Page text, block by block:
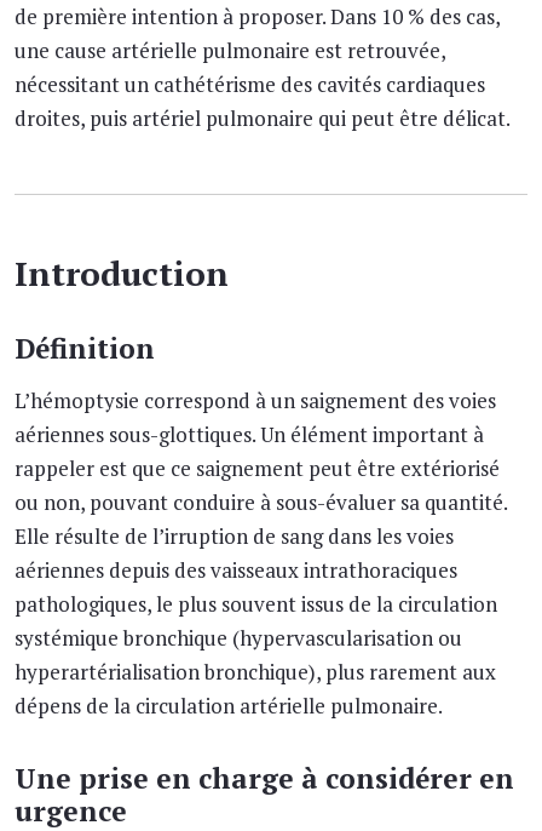
de première intention à proposer. Dans 10 % des cas,
une cause artérielle pulmonaire est retrouvée,
nécessitant un cathétérisme des cavités cardiaques
droites, puis artériel pulmonaire qui peut être délicat.
Introduction
Définition
L’hémoptysie correspond à un saignement des voies
aériennes sous-glottiques. Un élément important à
rappeler est que ce saignement peut être extériorisé
ou non, pouvant conduire à sous-évaluer sa quantité.
Elle résulte de l’irruption de sang dans les voies
aériennes depuis des vaisseaux intrathoraciques
pathologiques, le plus souvent issus de la circulation
systémique bronchique (hypervascularisation ou
hyperartérialisation bronchique), plus rarement aux
dépens de la circulation artérielle pulmonaire.
Une prise en charge à considérer en
urgence